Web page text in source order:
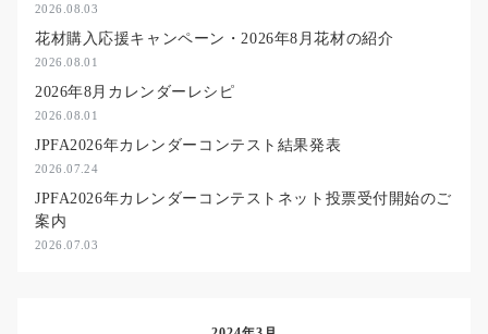
2026.08.03
花材購入応援キャンペーン・2026年8月花材の紹介
2026.08.01
2026年8月カレンダーレシピ
2026.08.01
JPFA2026年カレンダーコンテスト結果発表
2026.07.24
JPFA2026年カレンダーコンテストネット投票受付開始のご
案内
2026.07.03